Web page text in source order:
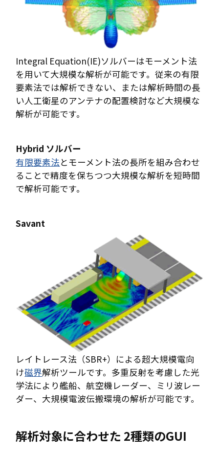
Integral Equation(IE)ソルバーはモーメント法
を用いて大規模な解析が可能です。従来の有限
要素法では解析できない、または解析時間の長
い人工衛星のアンテナの配置検討など大規模な
解析が可能です。
Hybrid ソルバー
有限要素法とモーメント法の長所を組み合わせ
ることで精度を保ちつつ大規模な解析を短時間
で解析可能です。
Savant
レイトレース法（SBR+）による超大規模電向
け磁界解析ツールです。多重反射を考慮した光
学法により艦船、航空機レーダー、ミリ波レー
ダー、大規模電波伝搬環境の解析が可能です。
解析対象に合わせた 2種類のGUI